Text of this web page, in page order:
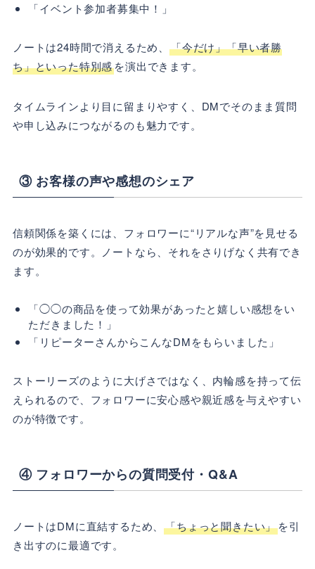
「イベント参加者募集中！」
ノートは24時間で消えるため、「今だけ」「早い者勝
ち」といった特別感を演出できます。
タイムラインより目に留まりやすく、DMでそのまま質問
や申し込みにつながるのも魅力です。
③ お客様の声や感想のシェア
信頼関係を築くには、フォロワーに“リアルな声”を見せる
のが効果的です。ノートなら、それをさりげなく共有でき
ます。
「◯◯の商品を使って効果があったと嬉しい感想をい
ただきました！」
「リピーターさんからこんなDMをもらいました」
ストーリーズのように大げさではなく、内輪感を持って伝
えられるので、フォロワーに安心感や親近感を与えやすい
のが特徴です。
④ フォロワーからの質問受付・Q&A
ノートはDMに直結するため、「ちょっと聞きたい」を引
き出すのに最適です。